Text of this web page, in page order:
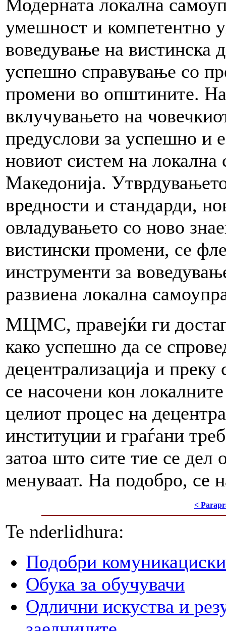
Модерната локална
умешност и компетентно
воведување на вистинска
успешно справување со
промени во општините.
вклучувањето на
предуслови за успешно и
новиот систем на локална
Македонија.
вредности и стандарди,
овладувањето со ново
вистински промени, се
инструменти за
развиена локална
МЦМС, правејќи ги
како успешно да се
децентрализација и
се насочени кон
целиот процес на
институции и граѓани
затоа што сите тие се дел
менуваат. На подобро, се
<
Te nderlidhura:
Подобри
Oбука за обучувачи
Одлични искуства и